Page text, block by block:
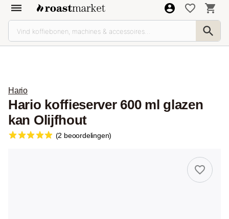
Hario
Hario koffieserver 600 ml glazen
kan Olijfhout
(2 beoordelingen)